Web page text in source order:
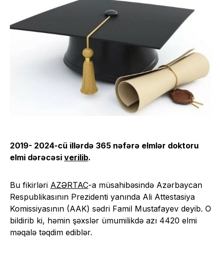
2019- 2024-cü illərdə 365 nəfərə elmlər doktoru
elmi dərəcəsi verilib.
Bu fikirləri AZƏRTAC-a müsahibəsində Azərbaycan
Respublikasının Prezidenti yanında Ali Attestasiya
Komissiyasının (AAK) sədri Famil Mustafayev deyib. O
bildirib ki, həmin şəxslər ümumilikdə azı 4420 elmi
məqalə təqdim ediblər.